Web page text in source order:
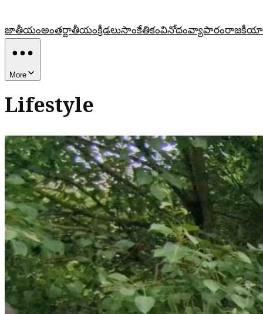
జాతీయంఅంతర్జాతీయంక్రీడలుసాంకేతికంవినోదంవ్యాపారం
More
Lifestyle